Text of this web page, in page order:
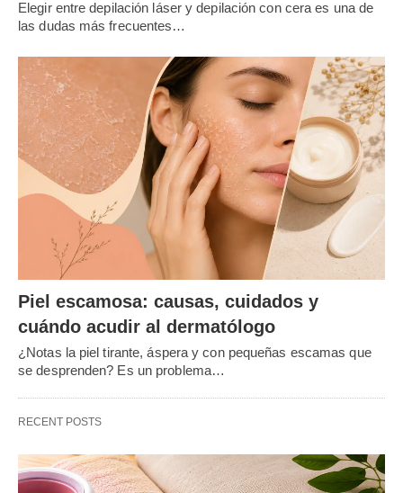
Elegir entre depilación láser y depilación con cera es una de
las dudas más frecuentes…
Piel escamosa: causas, cuidados y
cuándo acudir al dermatólogo
¿Notas la piel tirante, áspera y con pequeñas escamas que
se desprenden? Es un problema…
RECENT POSTS